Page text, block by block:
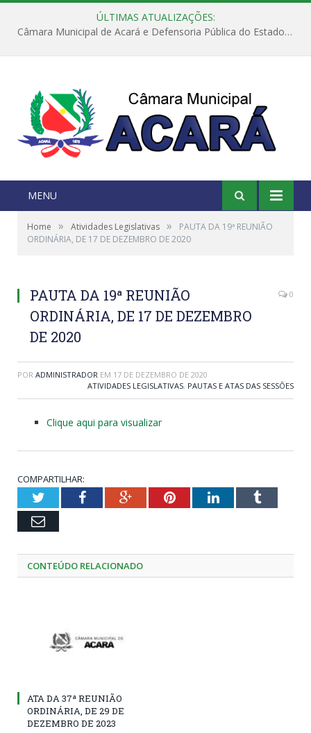
ÚLTIMAS ATUALIZAÇÕES:
Câmara Municipal de Acará e Defensoria Pública do Estado, promovem Ação Balcão de Direitos
MENU
Home » Atividades Legislativas »
PAUTA DA 19ª REUNIÃO
ORDINÁRIA, DE 17 DE DEZEMBRO DE 2020
PAUTA DA 19ª REUNIÃO
ORDINÁRIA, DE 17 DE DEZEMBRO
DE 2020
0
POR ADMINISTRADOR EM 17 DE DEZEMBRO DE 2020
ATIVIDADES LEGISLATIVAS, PAUTAS E ATAS DAS SESSÕES
Clique aqui para visualizar
COMPARTILHAR:
TwitterFacebookGoogle+PinterestLinkedInTumblr
Email
CONTEÚDO RELACIONADO
ATA DA 37ª REUNIÃO
ORDINÁRIA, DE 29 DE
DEZEMBRO DE 2023